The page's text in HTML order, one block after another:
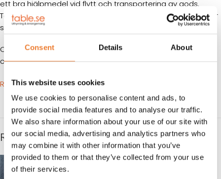
Consent Details About
This website uses cookies
We use cookies to personalise content and ads, to
provide social media features and to analyse our traffic.
We also share information about your use of our site with
our social media, advertising and analytics partners who
may combine it with other information that you’ve
provided to them or that they’ve collected from your use
of their services.
ett bra hjälpmedel vid flytt och transportering av gods.
Totalvolymen är hela 33 kbm som räcker till hela bohag eller
som arbetscontainer för flera personer.
Containern är försedd med lockbox (låskåpa) gjord i
cortenstål.
RITNING
RELATERADE PRODUKTER